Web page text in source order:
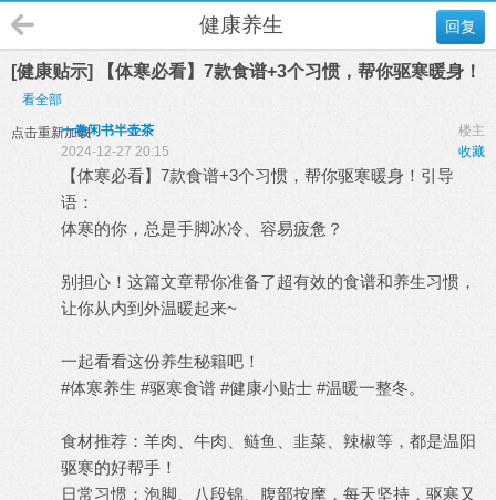
回复
健康养生
[健康贴示] 【体寒必看】7款食谱+3个习惯，帮你驱寒暖身！
看全部
点击重新加载 楼主
一卷闲书半壶茶
收藏
2024-12-27 20:15
【体寒必看】7款食谱+3个习惯，帮你驱寒暖身！引导
语：
体寒的你，总是手脚冰冷、容易疲惫？
别担心！这篇文章帮你准备了超有效的食谱和养生习惯，
让你从内到外温暖起来~
一起看看这份养生秘籍吧！
#体寒养生 #驱寒食谱 #健康小贴士 #温暖一整冬。
食材推荐：羊肉、牛肉、鲢鱼、韭菜、辣椒等，都是温阳
驱寒的好帮手！
日常习惯：泡脚、八段锦、腹部按摩，每天坚持，驱寒又